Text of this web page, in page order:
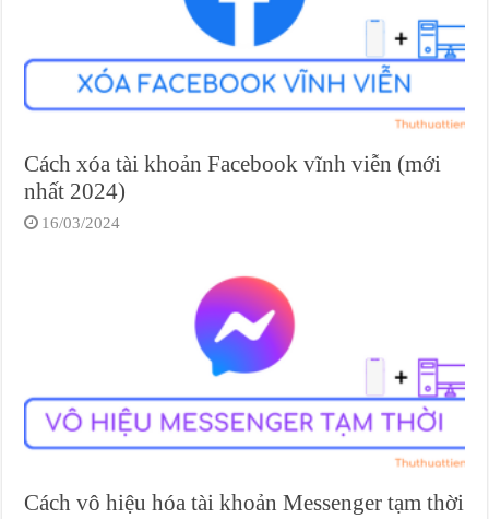
Cách xóa tài khoản Facebook vĩnh viễn (mới
nhất 2024)
16/03/2024
Cách vô hiệu hóa tài khoản Messenger tạm thời